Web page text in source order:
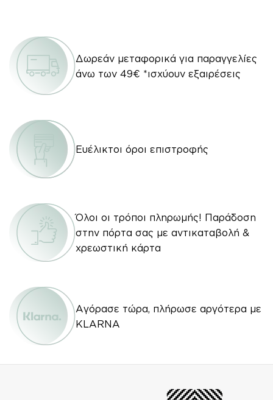
Δωρεάν μεταφορικά για παραγγελίες
άνω των 49€ *ισχύουν εξαιρέσεις
Ευέλικτοι όροι επιστροφής
Όλοι οι τρόποι πληρωμής! Παράδοση
στην πόρτα σας με αντικαταβολή &
χρεωστική κάρτα
Αγόρασε τώρα, πλήρωσε αργότερα με
KLARNA